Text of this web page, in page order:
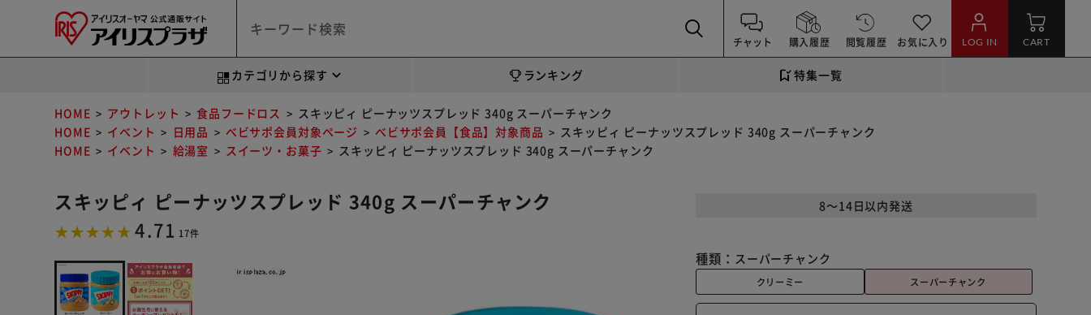
チャット 購入履歴 閲覧履歴 お気に入り LOG IN CART
カテゴリから探す ランキング 特集一覧
HOME アウトレット 食品フードロス
スキッピィ ピーナッツスプレッド 340g スーパーチャンク
HOME
イベント 日用品 べビサポ会員対象ページ べビサポ会員【食品】対象商品
スキッピィ ピーナッツスプレッド 340g スーパーチャンク
HOME
イベント 給湯室 スイーツ・お菓子 スキッピィ ピーナッツスプレッド 340g スーパーチャンク
スキッピィ ピーナッツスプレッド 340g スーパーチャンク
4.71 17件
8～14日以内発送
種類： スーパーチャンク
クリーミー スーパーチャンク